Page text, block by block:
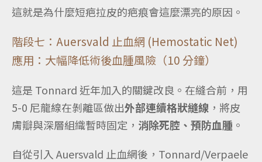
這就是為什麼短疤拉皮的疤痕會這麼漂亮的原因。
階段七：Auersvald 止血網 (Hemostatic Net)
應用：大幅降低術後血腫風險（10 分鐘）
這是 Tonnard 近年加入的關鍵改良。在縫合前，用
5-0 尼龍線在剝離區做出外部連續格狀縫線 ，將皮
膚瓣與深層組織暫時固定， 消除死腔、預防血腫 。
自從引入 Auersvald 止血網後，Tonnard/Verpaele